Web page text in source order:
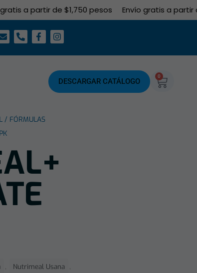
a partir de $1,750 pesos Envío gratis a partir
DESCARGAR CATÁLOGO
0
/ FÓRMULAS
, Nutrimeal Usana ,